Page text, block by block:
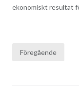
ekonomiskt resultat
Föregående